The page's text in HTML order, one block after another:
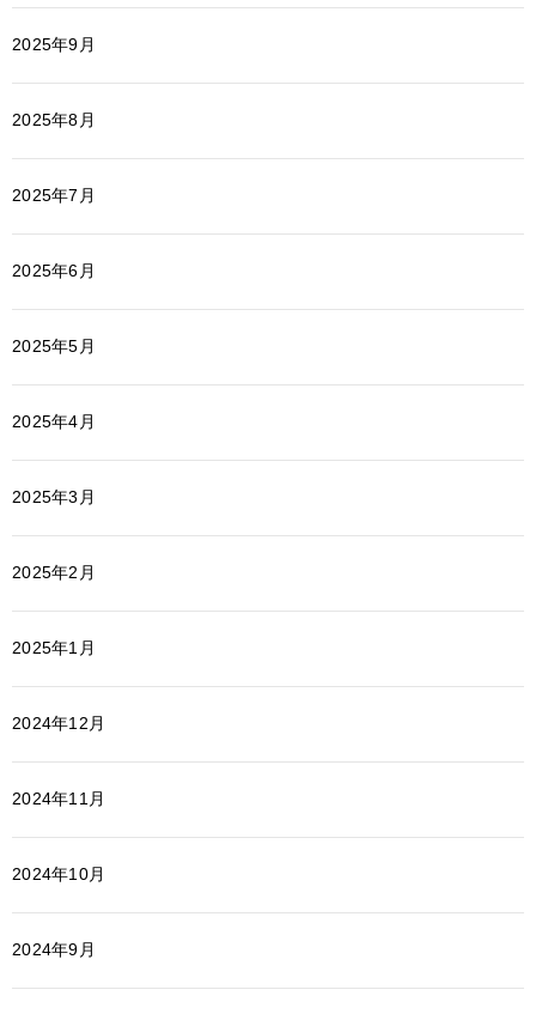
2025年9月
2025年8月
2025年7月
2025年6月
2025年5月
2025年4月
2025年3月
2025年2月
2025年1月
2024年12月
2024年11月
2024年10月
2024年9月